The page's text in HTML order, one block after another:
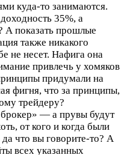
куда-то занимаются.
35%, а
А показать прошлые
также никакого
не несет. Нафига она
привлечь у хомяков
придумали на
фигня, что за принципы,
трейдеру?
— а прувы будут
от кого и когда были
что вы говорите-то? А
всех указанных